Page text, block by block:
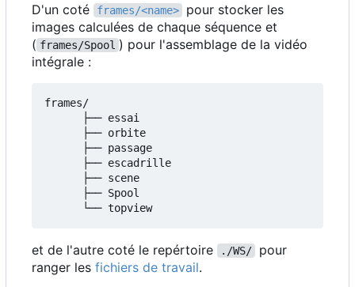
D'un coté
frames/<name>
pour stocker les
images calculées de chaque séquence et
( frames/Spool ) pour l'assemblage de la vidéo
intégrale :
frames/
      ├── essai
      ├── orbite
      ├── passage
      ├── escadrille
      ├── scene
      ├── Spool
et de l'autre coté le repértoire ./WS/
pour
ranger les fichiers de travail.